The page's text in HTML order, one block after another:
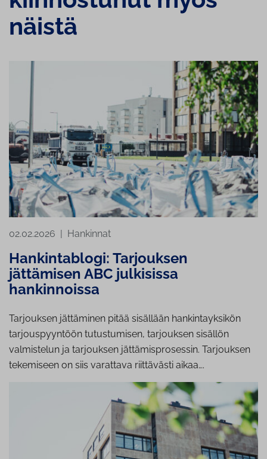
näistä
02.02.2026 | Hankinnat
Hankintablogi: Tarjouksen
jättämisen ABC julkisissa
hankinnoissa
Tarjouksen jättäminen pitää sisällään hankintayksikön
tarjouspyyntöön tutustumisen, tarjouksen sisällön
valmistelun ja tarjouksen jättämisprosessin. Tarjouksen
tekemiseen on siis varattava riittävästi aikaa….